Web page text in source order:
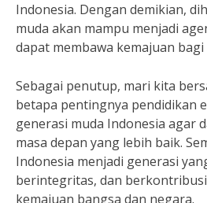
Indonesia. Dengan demikian,
muda akan mampu menjadi
dapat membawa kemajuan
Sebagai penutup, mari kita
betapa pentingnya pendidikan
generasi muda Indonesia agar
masa depan yang lebih baik.
Indonesia menjadi generasi
berintegritas, dan
kemajuan bangsa dan negara.